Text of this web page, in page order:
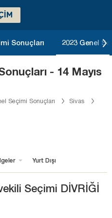
Sonuçları 2023 Genel
- 14 Mayıs
Seçimi Sonuçları
Sivas
Yurt Dışı
Seçimi DİVRİĞİ